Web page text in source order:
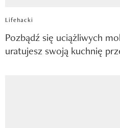
Lifehacki
Pozbądź się uciążliwych
uratujesz swoją kuchnię